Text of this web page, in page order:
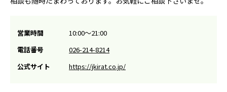
営業時間
10:00～21:00
電話番号
026-214-8214
公式サイト
https://jkirat.co.jp/